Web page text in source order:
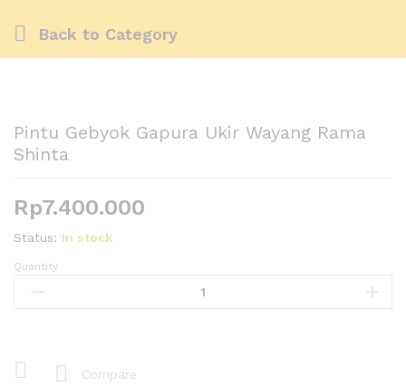
Back to Category
Pintu Gebyok Gapura Ukir Wayang Rama
Shinta
Rp7.400.000
Status: In stock
Pintu
Gebyok
Quantity
Compare